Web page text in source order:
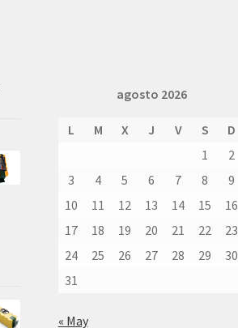
agosto 2026
L M X J V S
D
1
2
3
4 5 6 7 8
9
10
11 12 13 14 15
16
17
18 19 20 21 22
23
24
25 26 27 28 29
30
31
« May